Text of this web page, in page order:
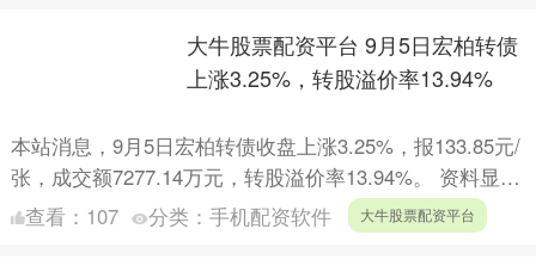
大牛股票配资平台 9月5日宏柏转债
上涨3.25%，转股溢价率13.94%
本站消息，9月5日宏柏转债收盘上涨3.25%，报133.85元/
张，成交额7277.14万元，转股溢价率13.94%。 资料显
示，宏柏转债信用级别为“AA-”，....
查看： 107 分类： 手机配资软件 大牛股票配资平台